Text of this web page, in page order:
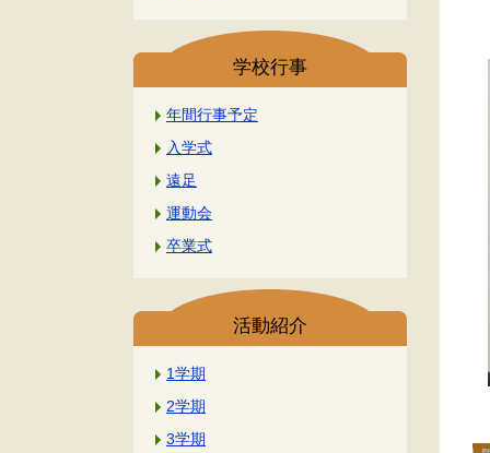
学校行事
年間行事予定
入学式
遠足
運動会
卒業式
活動紹介
1学期
2学期
3学期